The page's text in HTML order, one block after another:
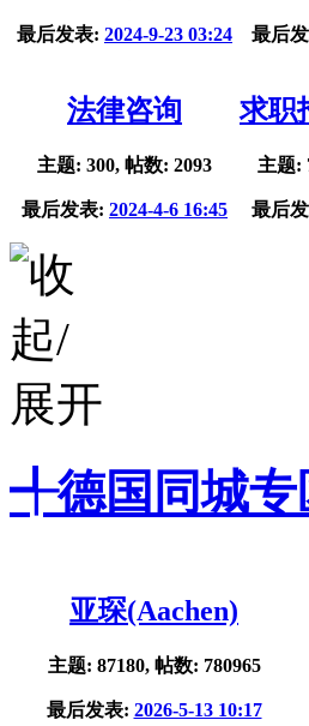
最后发表: 2024-9-23 03:24 最后
法律咨询
主题: 300, 帖数: 2093
最后发表: 2024-4-6 16:45
求职
主题:
最后
╃德国同城
亚琛(Aachen)
主题: 87180, 帖数: 780965
最后发表: 2026-5-13 10:17